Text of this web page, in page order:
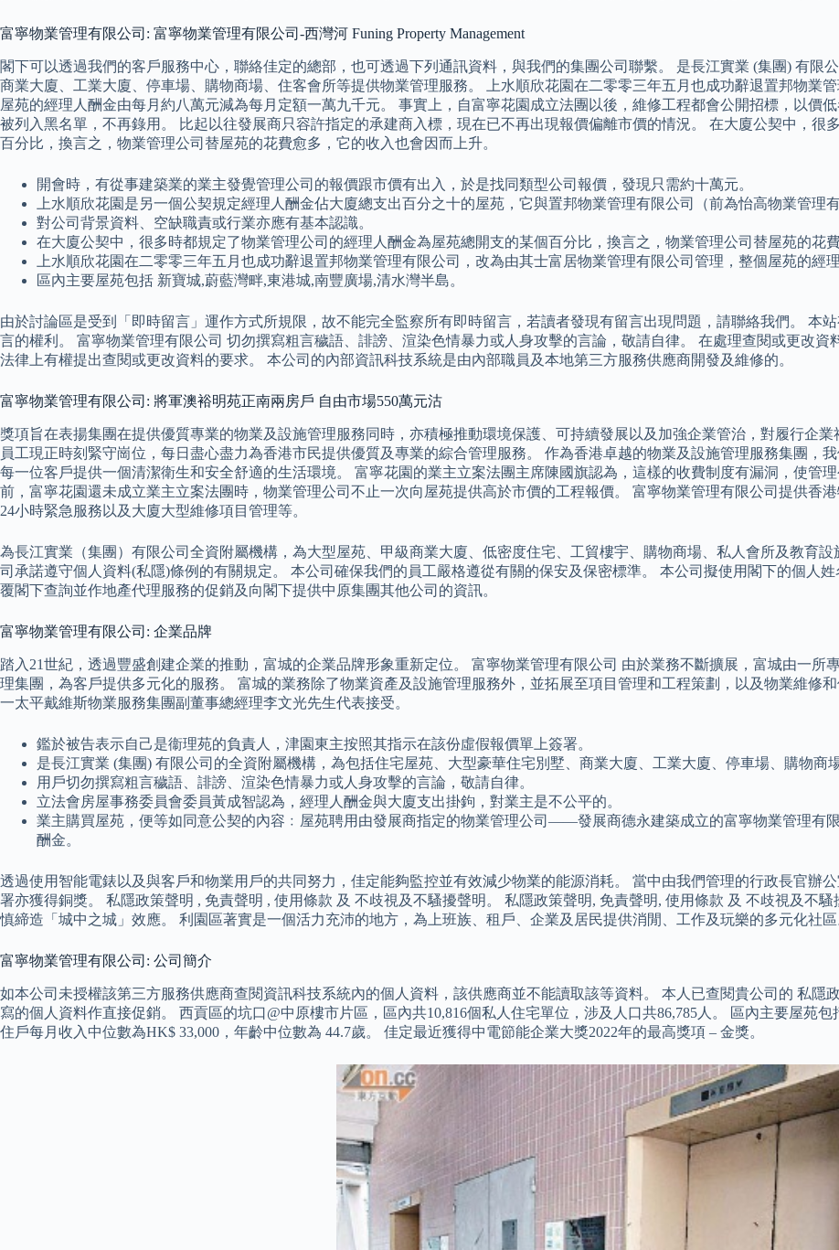
富寧物業管理有限公司: 富寧物業管理有限公司-西灣河 Funing Property Management
閣下可以透過我們的客戶服務中心，聯絡佳定的總部，也可透過下列通訊資料，與我們的集團公司聯繫。 是長江實業 (集團) 有限
商業大廈、工業大廈、停車場、購物商場、住客會所等提供物業管理服務。 上水順欣花園在二零零三年五月也成功辭退置邦物業
屋苑的經理人酬金由每月約八萬元減為每月定額一萬九千元。 事實上，自富寧花園成立法團以後，維修工程都會公開招標，以價
被列入黑名單，不再錄用。 比起以往發展商只容許指定的承建商入標，現在已不再出現報價偏離市價的情況。 在大廈公契中，很
百分比，換言之，物業管理公司替屋苑的花費愈多，它的收入也會因而上升。
開會時，有從事建築業的業主發覺管理公司的報價跟市價有出入，於是找同類型公司報價，發現只需約十萬元。
上水順欣花園是另一個公契規定經理人酬金佔大廈總支出百分之十的屋苑，它與置邦物業管理有限公司（前為怡高物業管理
對公司背景資料、空缺職責或行業亦應有基本認識。
在大廈公契中，很多時都規定了物業管理公司的經理人酬金為屋苑總開支的某個百分比，換言之，物業管理公司替屋苑的花
上水順欣花園在二零零三年五月也成功辭退置邦物業管理有限公司，改為由其士富居物業管理有限公司管理，整個屋苑的經
區內主要屋苑包括 新寶城,蔚藍灣畔,東港城,南豐廣場,清水灣半島。
由於討論區是受到「即時留言」運作方式所規限，故不能完全監察所有即時留言，若讀者發現有留言出現問題，請聯絡我們。 本
言的權利。 富寧物業管理有限公司 切勿撰寫粗言穢語、誹謗、渲染色情暴力或人身攻擊的言論，敬請自律。 在處理查閱或更改
法律上有權提出查閱或更改資料的要求。 本公司的內部資訊科技系統是由內部職員及本地第三方服務供應商開發及維修的。
富寧物業管理有限公司: 將軍澳裕明苑正南兩房戶 自由市場550萬元沽
獎項旨在表揚集團在提供優質專業的物業及設施管理服務同時，亦積極推動環境保護、可持續發展以及加強企業管治，對履行企
員工現正時刻緊守崗位，每日盡心盡力為香港市民提供優質及專業的綜合管理服務。 作為香港卓越的物業及設施管理服務集團，
每一位客戶提供一個清潔衛生和安全舒適的生活環境。 富寧花園的業主立案法團主席陳國旗認為，這樣的收費制度有漏洞，使管
前，富寧花園還未成立業主立案法團時，物業管理公司不止一次向屋苑提供高於市價的工程報價。 富寧物業管理有限公司提供香
24小時緊急服務以及大廈大型維修項目管理等。
為長江實業（集團）有限公司全資附屬機構，為大型屋苑、甲級商業大廈、低密度住宅、工貿樓宇、購物商場、私人會所及教育
司承諾遵守個人資料(私隱)條例的有關規定。 本公司確保我們的員工嚴格遵從有關的保安及保密標準。 本公司擬使用閣下的個人
覆閣下查詢並作地產代理服務的促銷及向閣下提供中原集團其他公司的資訊。
富寧物業管理有限公司: 企業品牌
踏入21世紀，透過豐盛創建企業的推動，富城的企業品牌形象重新定位。 富寧物業管理有限公司 由於業務不斷擴展，富城由一所
理集團，為客戶提供多元化的服務。 富城的業務除了物業資產及設施管理服務外，並拓展至項目管理和工程策劃，以及物業維修
一太平戴維斯物業服務集團副董事總經理李文光先生代表接受。
鑑於被告表示自己是衞理苑的負責人，津園東主按照其指示在該份虛假報價單上簽署。
是長江實業 (集團) 有限公司的全資附屬機構，為包括住宅屋苑、大型豪華住宅別墅、商業大廈、工業大廈、停車場、購物商
用戶切勿撰寫粗言穢語、誹謗、渲染色情暴力或人身攻擊的言論，敬請自律。
立法會房屋事務委員會委員黃成智認為，經理人酬金與大廈支出掛鉤，對業主是不公平的。
業主購買屋苑，便等如同意公契的內容﹕屋苑聘用由發展商指定的物業管理公司——發展商德永建築成立的富寧物業管理有
酬金。
透過使用智能電錶以及與客戶和物業用戶的共同努力，佳定能夠監控並有效減少物業的能源消耗。 當中由我們管理的行政長官辦
署亦獲得銅獎。 私隱政策聲明 , 免責聲明 , 使用條款 及 不歧視及不騷擾聲明。 私隱政策聲明, 免責聲明, 使用條款 及 不歧視及不
慎締造「城中之城」效應。 利園區著實是一個活力充沛的地方，為上班族、租戶、企業及居民提供消閒、工作及玩樂的多元化社區
富寧物業管理有限公司: 公司簡介
如本公司未授權該第三方服務供應商查閱資訊科技系統內的個人資料，該供應商並不能讀取該等資料。 本人已查閱貴公司的 私隱
寫的個人資料作直接促銷。 西貢區的坑口@中原樓市片區，區內共10,816個私人住宅單位，涉及人口共86,785人。 區內主要屋苑
住戶每月收入中位數為HK$ 33,000，年齡中位數為 44.7歲。 佳定最近獲得中電節能企業大獎2022年的最高獎項 – 金獎。